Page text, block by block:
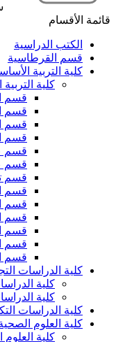
قائمة الأقسام
الكتب الدراسية
قسم القرطاسية
كلية التربية
كلية
قسم
قسم
قسم
قسم
قسم
قسم
قسم
قسم
قسم
قسم
قسم
قسم
قسم
كلية الدراسات
كلية
كلية
كلية الدراسات
كلية العلوم
كلية العلوم